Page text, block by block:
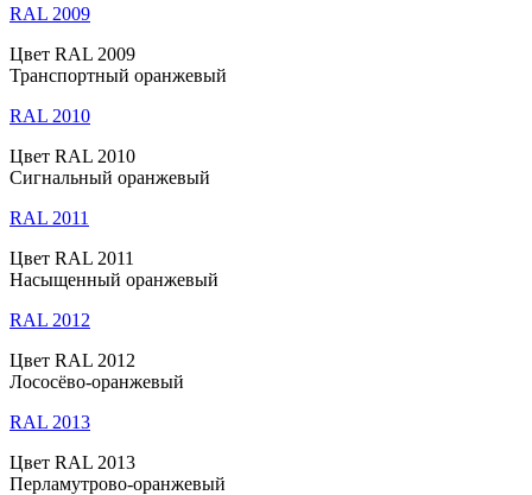
RAL 2009
Цвет RAL 2009
Транспортный оранжевый
RAL 2010
Цвет RAL 2010
Сигнальный оранжевый
RAL 2011
Цвет RAL 2011
Насыщенный оранжевый
RAL 2012
Цвет RAL 2012
Лососёво-оранжевый
RAL 2013
Цвет RAL 2013
Перламутрово-оранжевый